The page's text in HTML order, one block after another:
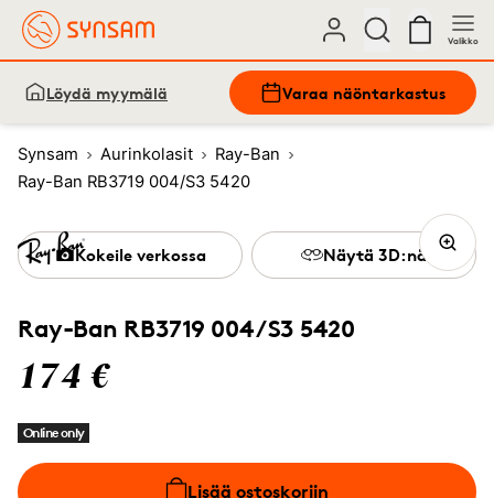
Valikko
Löydä myymälä Varaa näöntarkastus
Synsam Aurinkolasit
Ray-Ban
Ray-Ban RB3719 004/S3 5420
Ray-Ban RB3719 004/S3 5420
174 €
Online only
Lisää ostoskoriin
Kokeile verkossa Näytä 3D:nä